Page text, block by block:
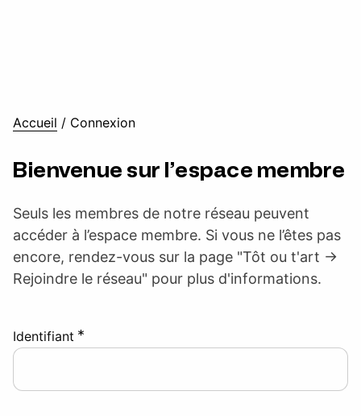
Accueil / Connexion
Bienvenue sur l’espace membre
Seuls les membres de notre réseau peuvent
accéder à l’espace membre. Si vous ne l’êtes pas
encore, rendez-vous sur la page "Tôt ou t'art ->
Rejoindre le réseau" pour plus d'informations.
Identifiant *